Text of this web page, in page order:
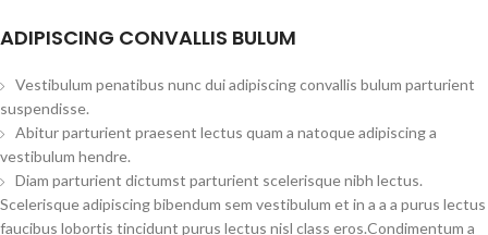
ADIPISCING CONVALLIS BULUM
Vestibulum penatibus nunc dui adipiscing convallis bulum parturient
suspendisse.
Abitur parturient praesent lectus quam a natoque adipiscing a
vestibulum hendre.
Diam parturient dictumst parturient scelerisque nibh lectus.
Scelerisque adipiscing bibendum sem vestibulum et in a a a purus lectus
faucibus lobortis tincidunt purus lectus nisl class eros.Condimentum a